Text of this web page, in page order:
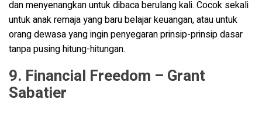
dan menyenangkan untuk dibaca berulang kali. Cocok sekali
untuk anak remaja yang baru belajar keuangan, atau untuk
orang dewasa yang ingin penyegaran prinsip-prinsip dasar
tanpa pusing hitung-hitungan.
9. Financial Freedom – Grant
Sabatier